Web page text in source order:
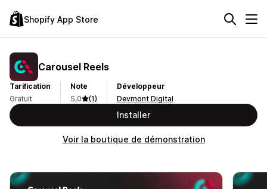
Shopify App Store
Carousel Reels
Tarification
Gratuit
Note
5,0
(1)
Développeur
Devmont Digital
Installer
Voir la boutique de démonstration